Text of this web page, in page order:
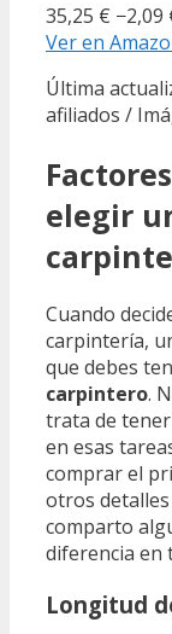
35,25 € −2,09
Ver en
Última
afiliados /
elegir
Cuando
carpintería,
que debes
carpintero.
trata de
en esas
comprar el
otros
comparto
diferencia en
Longitud